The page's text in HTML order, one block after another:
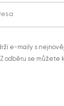
e-maily s
odběru se můžete